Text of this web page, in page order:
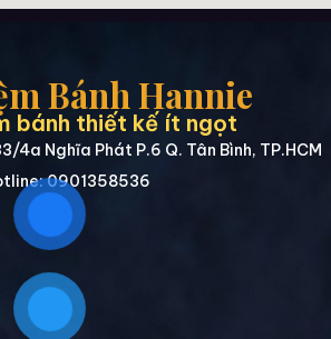
Bánh Hannie
bánh thiết kế ít ngọt
4a Nghĩa Phát P.6 Q. Tân Bình, TP.HCM
0901358536